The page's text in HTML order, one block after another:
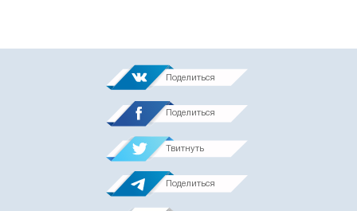
Поделиться
Поделиться
Твитнуть
Поделиться